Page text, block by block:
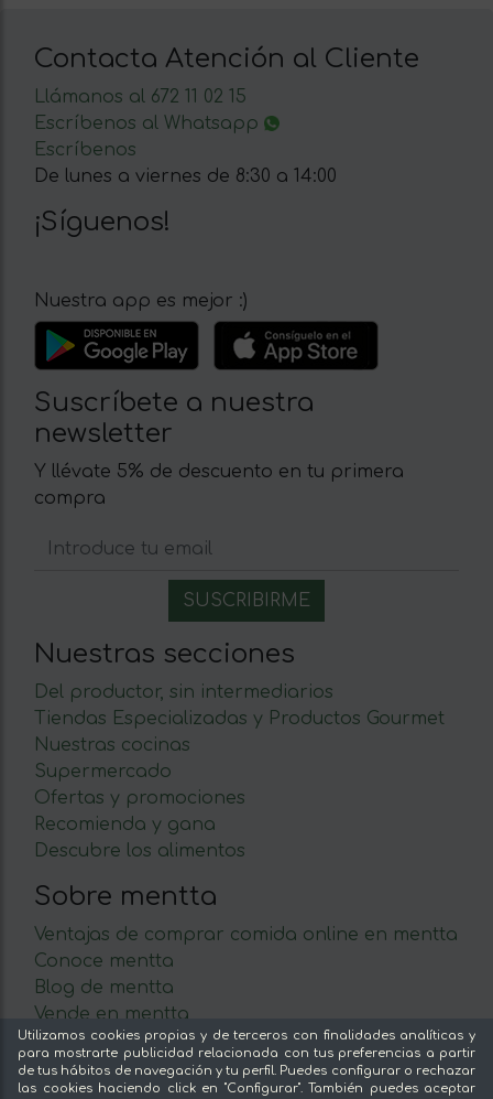
Contacta Atención al Cliente
Llámanos al 672 11 02 15
Escríbenos al Whatsapp
Escríbenos
De lunes a viernes de 8:30 a 14:00
¡Síguenos!
Nuestra app es mejor :)
Suscríbete a nuestra
newsletter
Y llévate 5% de descuento en tu primera
compra
Nuestras secciones
Del productor, sin intermediarios
Tiendas Especializadas y Productos Gourmet
Nuestras cocinas
Supermercado
Ofertas y promociones
Recomienda y gana
Descubre los alimentos
Sobre mentta
Ventajas de comprar comida online en mentta
Conoce mentta
Blog de mentta
Vende en mentta
Fidelización
Preguntas frecuentes
Utilizamos cookies propias y de terceros con finalidades analíticas y
para mostrarte publicidad relacionada con tus preferencias a partir
de tus hábitos de navegación y tu perfil. Puedes configurar o rechazar
las cookies haciendo click en "Configurar". También puedes aceptar